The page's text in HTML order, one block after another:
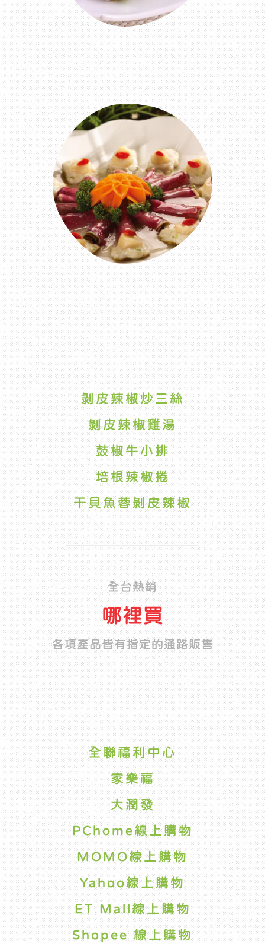
剝皮辣椒炒三絲
剝皮辣椒雞湯
鼓椒牛小排
培根辣椒捲
干貝魚蓉剝皮辣椒
全台熱銷
哪裡買
各項產品皆有指定的通路販售
全聯福利中心
家樂福
大潤發
PChome線上購物
MOMO線上購物
Yahoo線上購物
ET Mall線上購物
Shopee 線上購物